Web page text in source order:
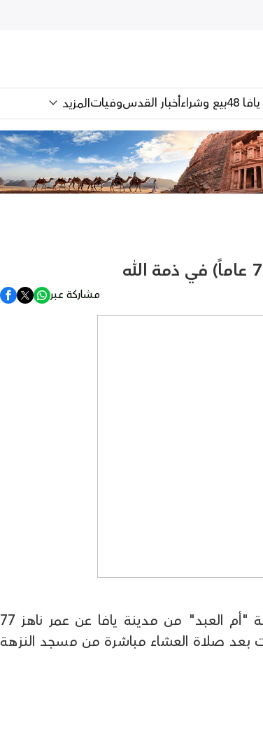
48 بيع وشراءأخبار القدسوفياتالمزيد
مشاركة عبر
انتقلت إلى رحمة الله تعالى الحاجة سميحة حسونة "أم العبد" من مدينة يافا عن عمر ناهز 77
بعد صلاة العشاء مباشرة من مسجد النزهة